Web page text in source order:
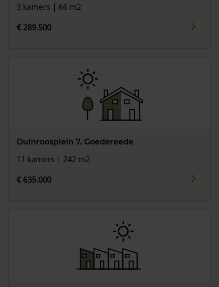
3 kamers | 66 m2
€ 289.500
Duinroosplein 7, Goedereede
11 kamers | 242 m2
€ 635.000